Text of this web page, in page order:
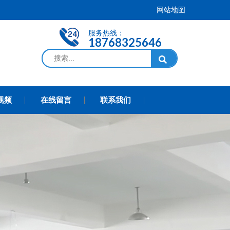
网站地图
服务热线：
18768325646
频 在线留言 联系我们